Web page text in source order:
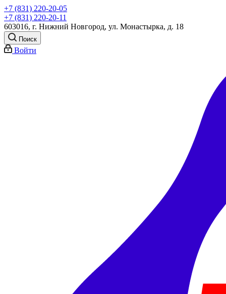
+7 (831) 220-20-05
+7 (831) 220-20-11
603016, г. Нижний Новгород, ул. Монастырка, д. 18
Поиск
Войти